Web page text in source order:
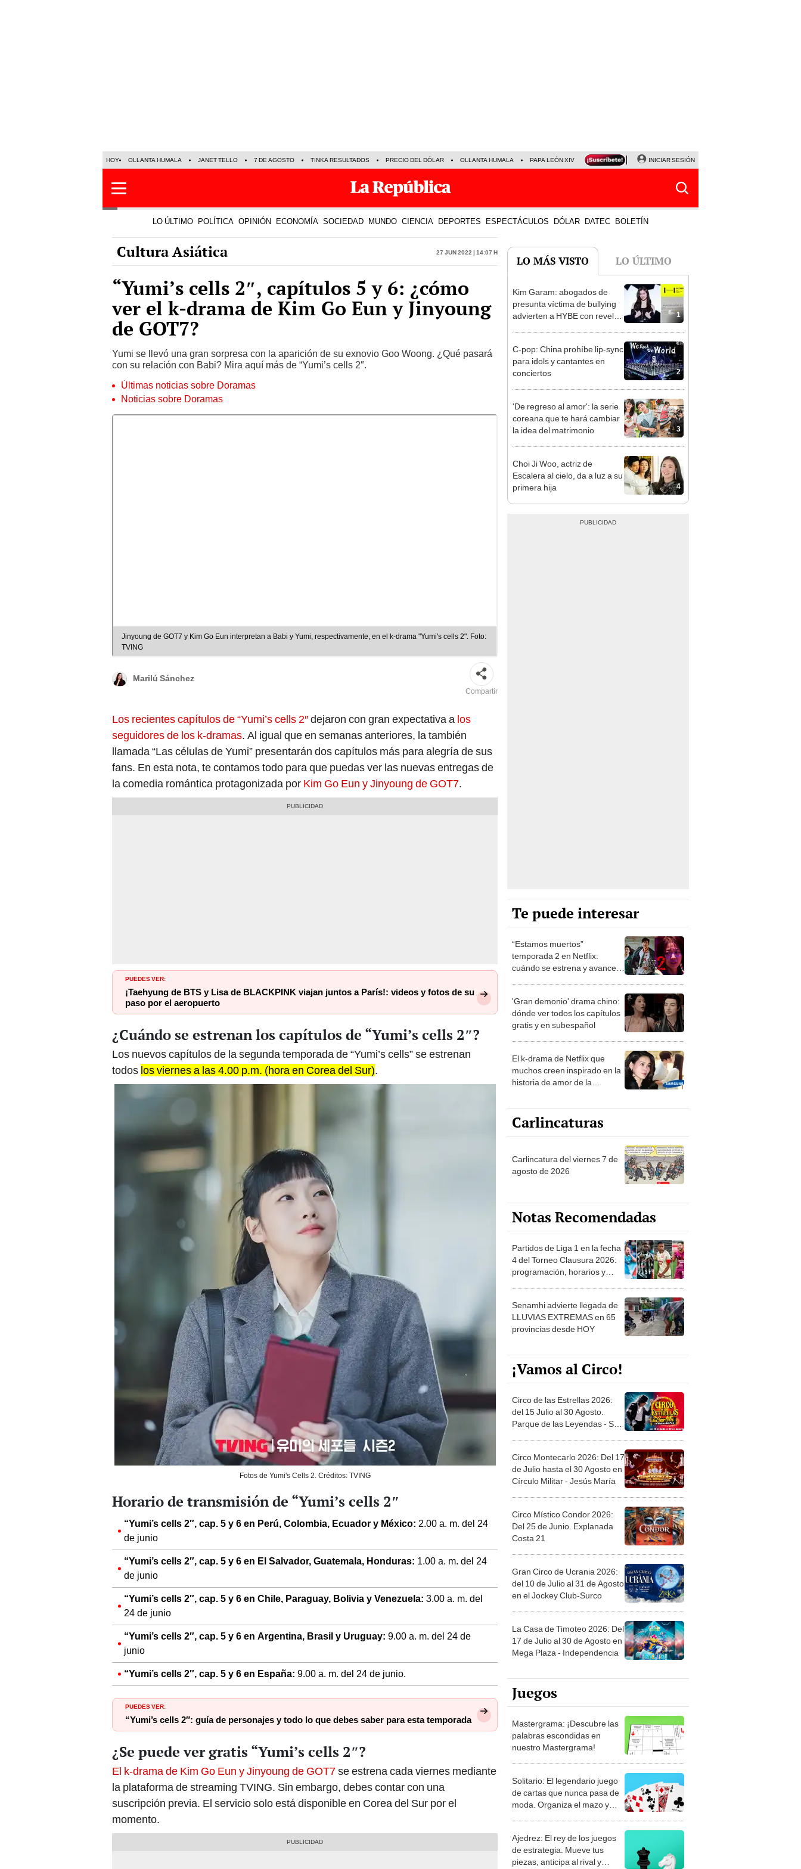
HOY OLLANTA HUMALA JANET TELLO 7 DE AGOSTO TINKA RESULTADOS PRECIO DEL DÓLAR OLLANTA HUMALA PAPA LEÓN XIV NALDY SALDAÑA LA BELLA LUZ
INICIAR SESIÓN
LO ÚLTIMO POLÍTICA OPINIÓN ECONOMÍA SOCIEDAD MUNDO CIENCIA DEPORTES ESPECTÁCULOS DÓLAR DATEC BOLETÍN
Cultura Asiática 27 Jun 2022 | 14:07 h
“Yumi’s cells 2″, capítulos 5 y 6: ¿cómo
ver el k-drama de Kim Go Eun y Jinyoung
de GOT7?
Yumi se llevó una gran sorpresa con la aparición de su exnovio Goo Woong. ¿Qué pasará
con su relación con Babi? Mira aquí más de “Yumi’s cells 2″.
Últimas noticias sobre Doramas
Noticias sobre Doramas
Jinyoung de GOT7 y Kim Go Eun interpretan a Babi y Yumi, respectivamente, en el k-drama "Yumi's cells 2". Foto:
TVING
Marilú Sánchez
Compartir
Los recientes capítulos de “Yumi’s cells 2″dejaron con gran expectativa a los
seguidores de los k-dramas . Al igual que en semanas anteriores, la también
llamada “Las células de Yumi” presentarán dos capítulos más para alegría de sus
fans. En esta nota, te contamos todo para que puedas ver las nuevas entregas de
la comedia romántica protagonizada por Kim Go Eun y Jinyoung de GOT7
PUEDES VER:
¡Taehyung de BTS y Lisa de BLACKPINK viajan juntos a París!: videos y fotos de su
paso por el aeropuerto
¿Cuándo se estrenan los capítulos de “Yumi’s cells 2″?
Los nuevos capítulos de la segunda temporada de “Yumi’s cells” se estrenan
todos los viernes a las 4.00 p.m. (hora en Corea del Sur)
Fotos de Yumi's Cells 2. Créditos: TVING
Horario de transmisión de “Yumi’s cells 2″
“Yumi’s cells 2″, cap. 5 y 6 en Perú, Colombia, Ecuador y México: 2.00 a. m. del 24
de junio
“Yumi’s cells 2″, cap. 5 y 6 en El Salvador, Guatemala, Honduras: 1.00 a. m. del 24
de junio
“Yumi’s cells 2″, cap. 5 y 6 en Chile, Paraguay, Bolivia y Venezuela: 3.00 a. m. del
24 de junio
“Yumi’s cells 2″, cap. 5 y 6 en Argentina, Brasil y Uruguay: 9.00 a. m. del 24 de
junio
“Yumi’s cells 2″, cap. 5 y 6 en España: 9.00 a. m. del 24 de junio.
PUEDES VER:
“Yumi’s cells 2″: guía de personajes y todo lo que debes saber para esta temporada
¿Se puede ver gratis “Yumi’s cells 2″?
El k-drama de Kim Go Eun y Jinyoung de GOT7 se estrena cada viernes mediante
la plataforma de streaming TVING. Sin embargo, debes contar con una
suscripción previa. El servicio solo está disponible en Corea del Sur por el
momento.
LO MÁS VISTO LO ÚLTIMO
1
Kim Garam: abogados de
presunta víctima de bullying
advierten a HYBE con revelar
2
C-pop: China prohíbe lip-sync
para idols y cantantes en
conciertos
3
'De regreso al amor': la serie
coreana que te hará cambiar
la idea del matrimonio
4
Choi Ji Woo, actriz de
Escalera al cielo, da a luz a su
primera hija
Te puede interesar
“Estamos muertos”
temporada 2 en Netflix:
cuándo se estrena y avances
'Gran demonio' drama chino:
dónde ver todos los capítulos
gratis y en subespañol
El k-drama de Netflix que
muchos creen inspirado en la
historia de amor de la
Carlincaturas
Carlincatura del viernes 7 de
agosto de 2026
Notas Recomendadas
Partidos de Liga 1 en la fecha
4 del Torneo Clausura 2026:
programación, horarios y
Senamhi advierte llegada de
LLUVIAS EXTREMAS en 65
provincias desde HOY
¡Vamos al Circo!
Circo de las Estrellas 2026:
del 15 Julio al 30 Agosto.
Parque de las Leyendas - San
Circo Montecarlo 2026: Del 17
de Julio hasta el 30 Agosto en
Círculo Militar - Jesús María
Circo Místico Condor 2026:
Del 25 de Junio. Explanada
Costa 21
Gran Circo de Ucrania 2026:
del 10 de Julio al 31 de Agosto
en el Jockey Club-Surco
La Casa de Timoteo 2026: Del
17 de Julio al 30 de Agosto en
Mega Plaza - Independencia
Juegos
Mastergrama: ¡Descubre las
palabras escondidas en
nuestro Mastergrama!
Solitario: El legendario juego
de cartas que nunca pasa de
moda. Organiza el mazo y
Ajedrez: El rey de los juegos
de estrategia. Mueve tus
piezas, anticipa al rival y